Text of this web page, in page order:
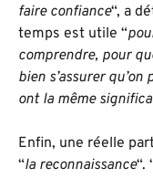
faire confiance“, a
temps est utile “
comprendre, pour
bien s’assurer
ont la même
Enfin, une réelle
“la reconnaissance“.